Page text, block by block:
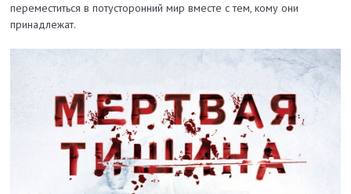
переместиться в потусторонний мир вместе с тем, кому они
принадлежат.